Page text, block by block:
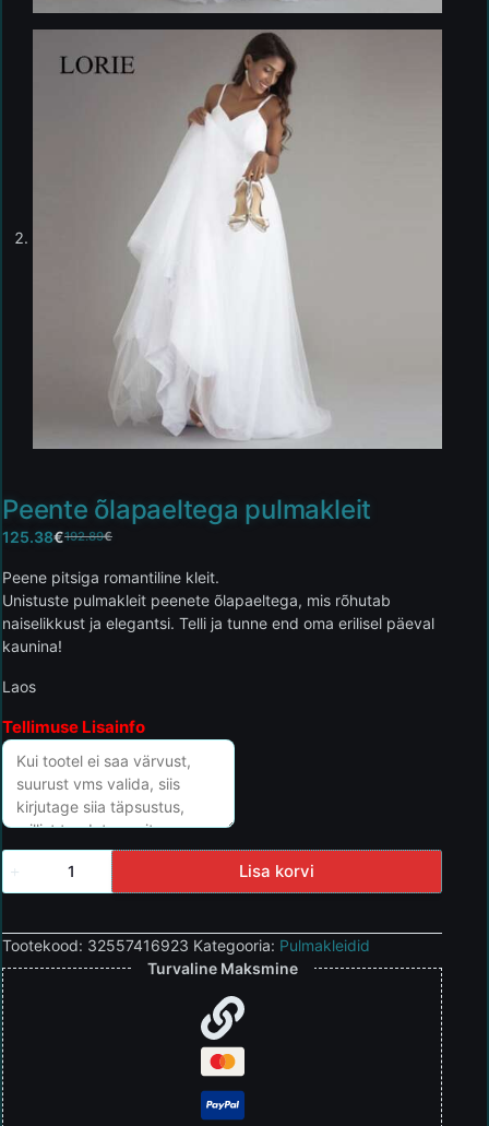
Peente õlapaeltega pulmakleit
192.89€
125.38€
Peene pitsiga romantiline kleit.
Unistuste pulmakleit peenete õlapaeltega, mis rõhutab
naiselikkust ja elegantsi. Telli ja tunne end oma erilisel päeval
kaunina!
Laos
Tellimuse Lisainfo
Lisa korvi
Tootekood: 32557416923 Kategooria: Pulmakleidid
Turvaline Maksmine